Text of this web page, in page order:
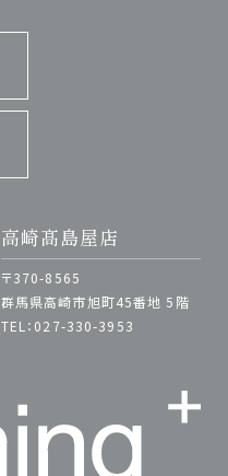
お問い合わせ
高崎髙島屋店
〒370-8565
群馬県高崎市旭町45番地 5階
TEL：027-330-3953